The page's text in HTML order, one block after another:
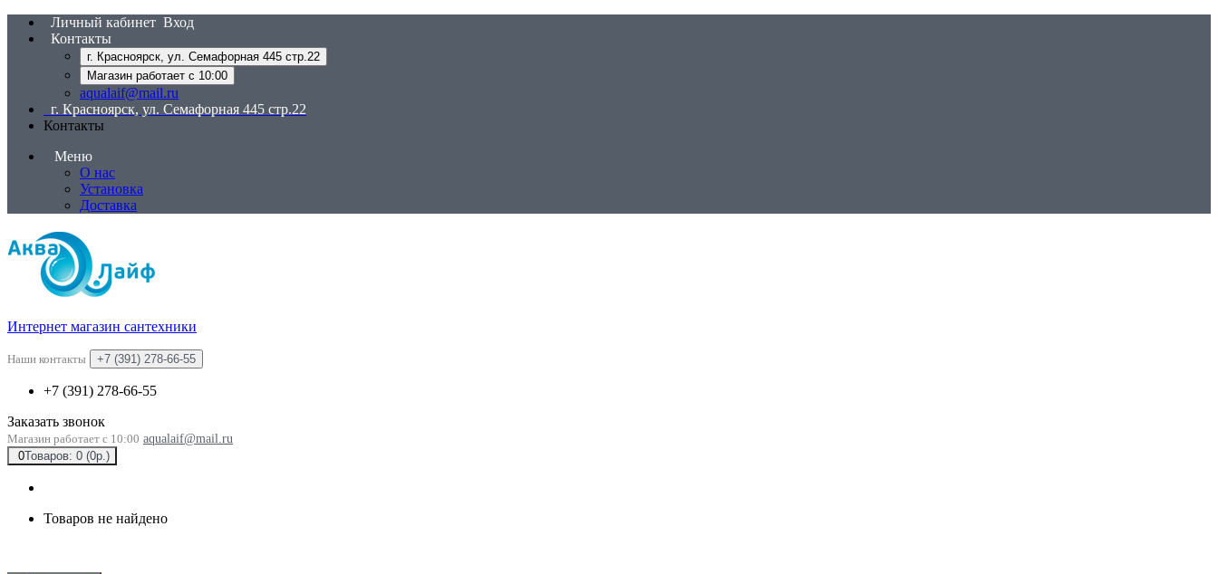
Личный кабинет Вход
Контакты
г. Красноярск, ул. Семафорная 445 стр.22
Магазин работает с 10:00
aqualaif@mail.ru
г. Красноярск, ул. Семафорная 445 стр.22
Контакты
Меню
О нас
Установка
Доставка
Интернет магазин сантехники
Наши контакты +7 (391) 278-66-55
+7 (391) 278-66-55
Заказать звонок
Магазин работает с 10:00 aqualaif@mail.ru
0Товаров: 0 (0р.)
Товаров не найдено